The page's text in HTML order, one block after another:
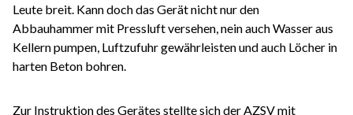
Leute breit. Kann doch das Gerät nicht nur den
Abbauhammer mit Pressluft versehen, nein auch Wasser aus
Kellern pumpen, Luftzufuhr gewährleisten und auch Löcher in
harten Beton bohren.
Zur Instruktion des Gerätes stellte sich der AZSV mit